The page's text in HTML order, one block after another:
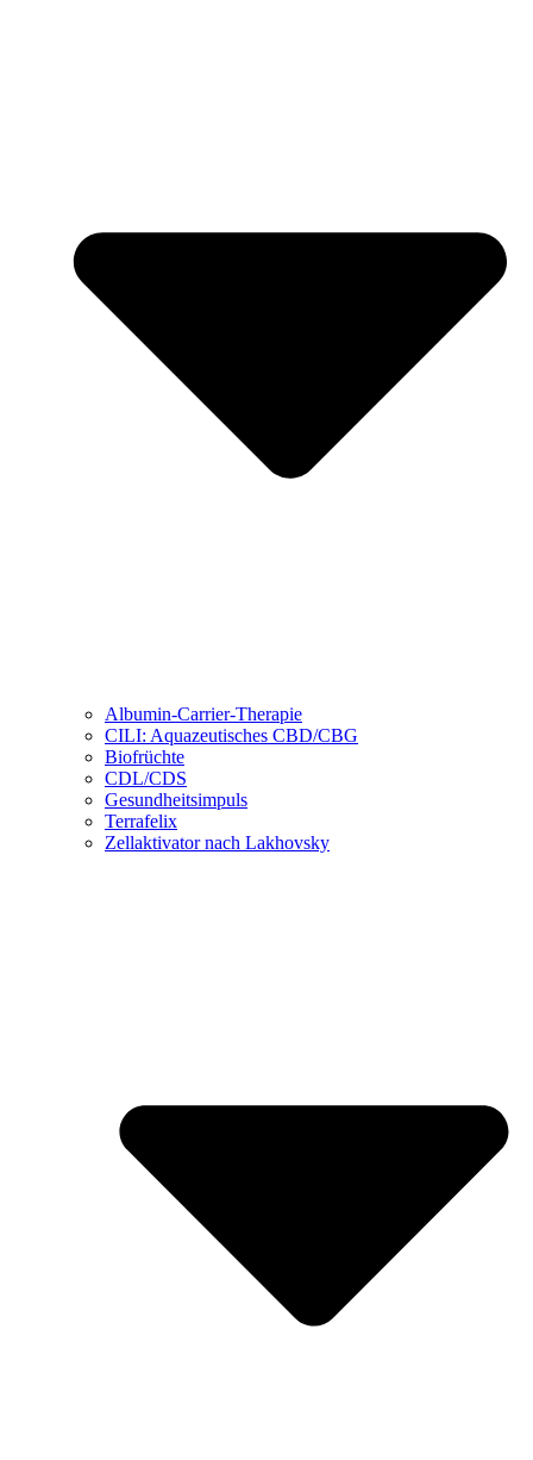
Albumin-Carrier-Therapie
CILI: Aquazeutisches CBD/CBG
Biofrüchte
CDL/CDS
Gesundheitsimpuls
Terrafelix
Zellaktivator nach Lakhovsky